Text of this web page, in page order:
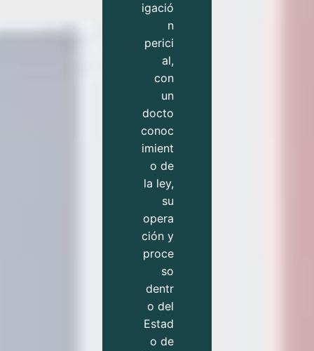
igació
n
perici
al,
con
un
docto
conoc
imient
o de
la ley,
su
opera
ción y
proce
so
dentr
o del
Estad
o de